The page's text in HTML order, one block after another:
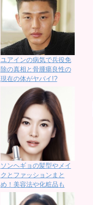
ユアインの病気で兵役免
除の真相と骨腫瘍良性の
現在の体がヤバイ!?
ソンヘギョの髪型やメイ
クとファッションまと
め！美容法や化粧品も